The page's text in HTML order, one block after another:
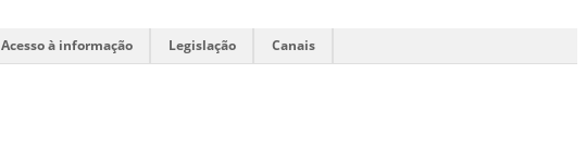
Acesso à informação Legislação Canais